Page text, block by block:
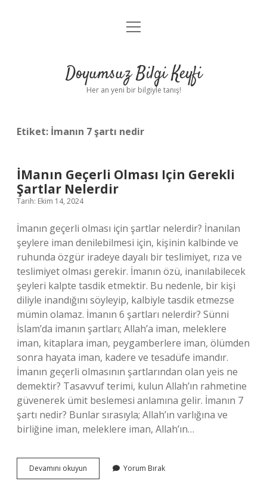
Anasayfa
Yasal Uyarı
menüyü
Doyumsuz Bilgi Keyfi
Her an yeni bir bilgiyle tanış!
Etiket: İmanın 7 şartı nedir
İManın Geçerli Olması Için Gerekli
Şartlar Nelerdir
Tarih: Ekim 14, 2024
İmanın geçerli olması için şartlar nelerdir? İnanılan
şeylere iman denilebilmesi için, kişinin kalbinde ve
ruhunda özgür iradeye dayalı bir teslimiyet, rıza ve
teslimiyet olması gerekir. İmanın özü, inanılabilecek
şeyleri kalpte tasdik etmektir. Bu nedenle, bir kişi
diliyle inandığını söyleyip, kalbiyle tasdik etmezse
mümin olamaz. İmanın 6 şartları nelerdir? Sünni
İslam’da imanın şartları; Allah’a iman, meleklere
iman, kitaplara iman, peygamberlere iman, ölümden
sonra hayata iman, kadere ve tesadüfe imandır.
İmanın geçerli olmasının şartlarından olan yeis ne
demektir? Tasavvuf terimi, kulun Allah’ın rahmetine
güvenerek ümit beslemesi anlamına gelir. İmanın 7
şartı nedir? Bunlar sırasıyla; Allah’ın varlığına ve
birliğine iman, meleklere iman, Allah’ın…
Devamını okuyun
Geçerli
Yorum Bırak